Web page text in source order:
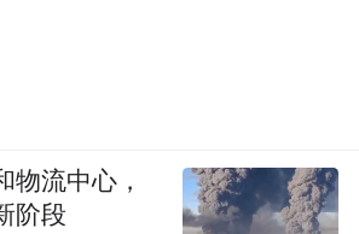
物流中心，
阶段